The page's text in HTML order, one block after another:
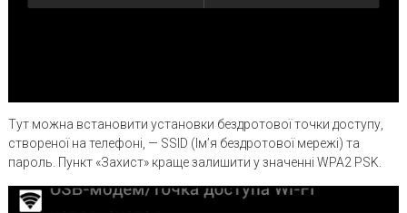
Тут можна встановити установки бездротової точки доступу,
створеної на телефоні, — SSID (Ім’я бездротової мережі) та
пароль. Пункт «Захист» краще залишити у значенні WPA2 PSK.